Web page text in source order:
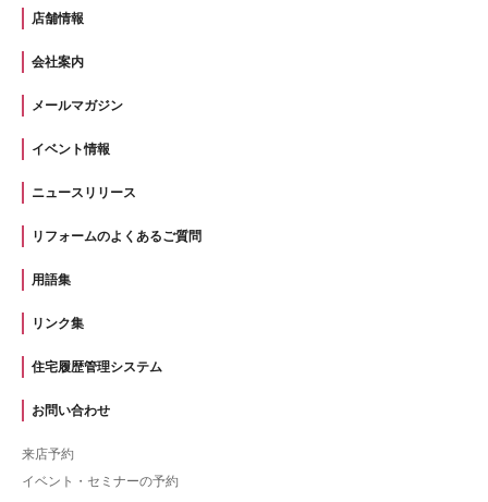
店舗情報
会社案内
メールマガジン
イベント情報
ニュースリリース
リフォームのよくあるご質問
用語集
リンク集
住宅履歴管理システム
お問い合わせ
来店予約
イベント・セミナーの予約